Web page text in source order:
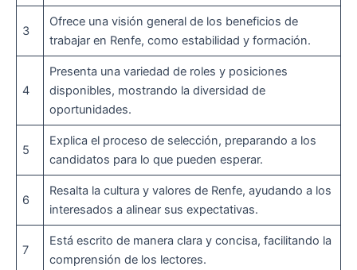
3
Ofrece una visión general de los beneficios de
trabajar en Renfe, como estabilidad y formación.
4
Presenta una variedad de roles y posiciones
disponibles, mostrando la diversidad de
oportunidades.
5
Explica el proceso de selección, preparando a los
candidatos para lo que pueden esperar.
6
Resalta la cultura y valores de Renfe, ayudando a los
interesados a alinear sus expectativas.
7
Está escrito de manera clara y concisa, facilitando la
comprensión de los lectores.